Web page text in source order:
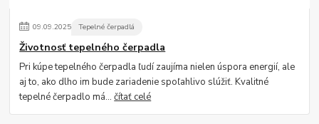
09.09.2025 Tepelné čerpadlá
Životnosť tepelného čerpadla
Pri kúpe tepelného čerpadla ľudí zaujíma nielen úspora energií, ale
aj to, ako dlho im bude zariadenie spoľahlivo slúžiť. Kvalitné
tepelné čerpadlo má...čítať celé